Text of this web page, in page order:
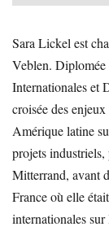
Sara Lickel est
Veblen. Diplomée
Internationales et
croisée des
Amérique latine
projets
Mitterrand, avant
France où elle
internationales